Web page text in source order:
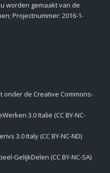
worden gemaakt van de
Projectnummer: 2016-1-
de Creative Commons-
3.0 Italië (CC BY-NC-
3.0 Italy (CC BY-NC-ND)
GelijkDelen (CC BY-NC-SA)